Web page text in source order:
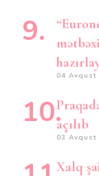
04 Avqust
açılıb
03 Avqust
Xalq